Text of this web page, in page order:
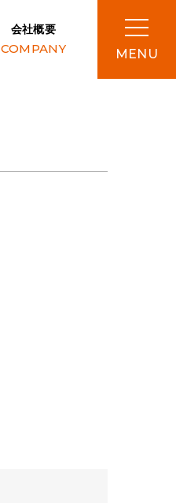
会社概要
COMPANY